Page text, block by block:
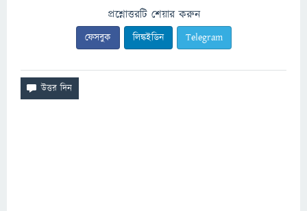
প্রশ্নোত্তরটি শেয়ার করুন
ফেসবুক লিঙ্কইডিন Telegram